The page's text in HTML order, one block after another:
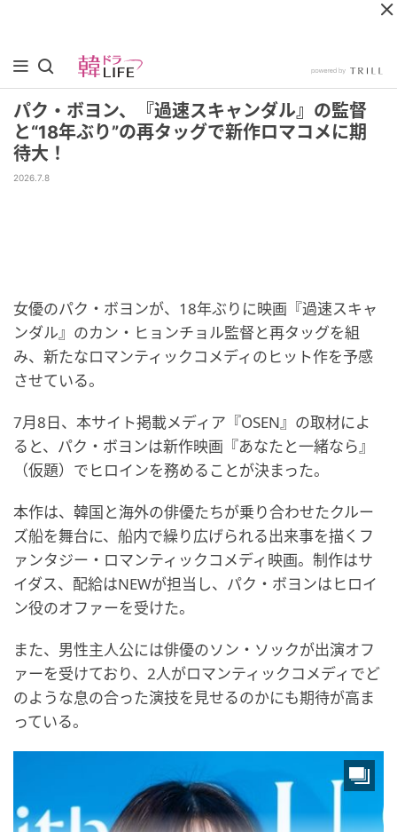
パク・ボヨン、『過速スキャンダル』の監督
と“18年ぶり”の再タッグで新作ロマコメに期
待大！
2026.7.8
女優のパク・ボヨンが、18年ぶりに映画『過速スキャ
ンダル』のカン・ヒョンチョル監督と再タッグを組
み、新たなロマンティックコメディのヒット作を予感
させている。
7月8日、本サイト掲載メディア『OSEN』の取材によ
ると、パク・ボヨンは新作映画『あなたと一緒なら』
（仮題）でヒロインを務めることが決まった。
本作は、韓国と海外の俳優たちが乗り合わせたクルー
ズ船を舞台に、船内で繰り広げられる出来事を描くフ
ァンタジー・ロマンティックコメディ映画。制作はサ
イダス、配給はNEWが担当し、パク・ボヨンはヒロイ
ン役のオファーを受けた。
また、男性主人公には俳優のソン・ソックが出演オフ
ァーを受けており、2人がロマンティックコメディでど
のような息の合った演技を見せるのかにも期待が高ま
っている。